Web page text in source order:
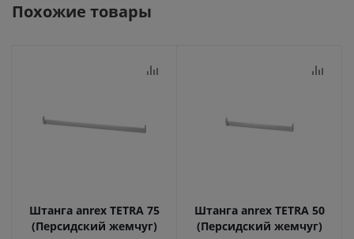
Похожие товары
Штанга anrex TETRA 75
(Персидский жемчуг)
Штанга anrex TETRA 50
(Персидский жемчуг)